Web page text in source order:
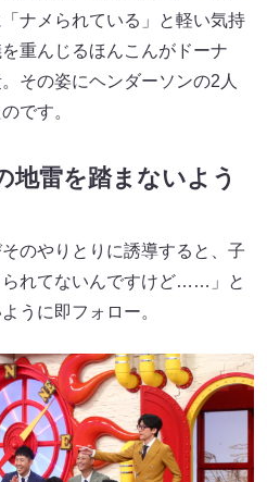
ナメられている」と軽い気持
重んじるほんこんがドーナ
その姿にヘンダーソンの2人
のです。
地雷を踏まないよう
のやりとりに誘導すると、子
られてないんですけど……」と
うに即フォロー。